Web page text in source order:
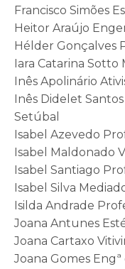
Francisco Simões
Heitor Araújo
Hélder Gonçalves
Iara Catarina Sotto
Inês Apolinário
Inês Didelet
Setúbal
Isabel Azevedo
Isabel Maldonado
Isabel Santiago
Isabel Silva
Isilda Andrade
Joana Antunes
Joana Cartaxo
Joana Gomes